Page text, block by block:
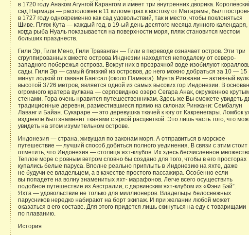
в 1720 году Анаком Агунгой Карангом и имеет три внутренних дворика.
сад Нармада — расположен в 11 километрах к востоку от Матарамы, был
в 1727 году одновременно как сад удовольствий, так и место, чтобы поклоняться
Шиве. Пляж Кута — каждый год, в 19-ый день десятого месяца лунного календаря,
когда рыба Нуаль показывается на поверхности моря, пляж становится местом
больших празднеств.
Гили Эр, Гили Мено, Гили Траванган — Гили в переводе означает остров. Эти три
сгруппированных вместе острова Инднезии находятся неподалеку от северо-
западного побережья острова. Вокруг них в прозрачной воде изобилуют
сады. Гили Эр — самый близкий из островов, до него можно добраться за 10 — 15
минут лодкой от гавани Бангсал (около Памнага). Мунта Ринжани — активный
высотой 3726 метров, является одной из самых высоких гор Индонезии. В
огромного кратера вулкана — серповидное озеро Сегара Анак, окруженное
стенами. Гора очень нравится путешественникам. Здесь же Вы сможете увидеть
традиционные деревни, разместившиеся прямо на склонах Ринжани: Сембалун
Лаванг и Байан. Сукараре — это деревушка ткачей к югу от Какренегары. Ломбок
издревле был знаменит тканями с яркой расцветкой. Это лишь часть того, что
увидеть на этом изумительном острове.
Индонезия — страна, живущая по законам моря. А отправиться в морское
путешествие — лучший способ добиться полного уединения. В связи с этим стоит
отметить, что Индонезия — столица яхт-клубов. Их здесь бесчисленное
Теплое море с ровным ветром словно бы создано для того, чтобы в его просторах
купались белые паруса. Вполне реально приплыть в Индонезию на яхте, даже
не будучи ее владельцем, а в качестве простого пассажира. Особенно если
вы попадете на волну знаменитых яхт- марафонов. Легче всего осуществить
подобное путешествие из Австралии, с дарвинским яхт-клубом из «Фэни Бэй”.
Яхта — удовольствие не только для миллионеров. Владельцы белоснежных
парусников нередко набирают на борт экипаж. И при желании любой может
оказаться в его составе. Для этого придется лишь скинуться на еду с товарищами
по плаванию.
История